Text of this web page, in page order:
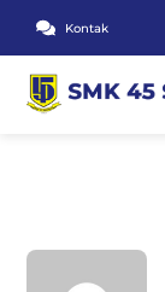
Kontak